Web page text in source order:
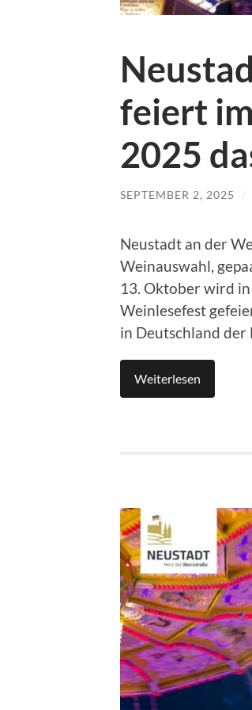
feiert
2025
SEPTEMBER 2, 2025 /
Neustadt an der
Weinauswahl,
13. Oktober wird
Weinlesefest
in Deutschland der
Weiterlesen